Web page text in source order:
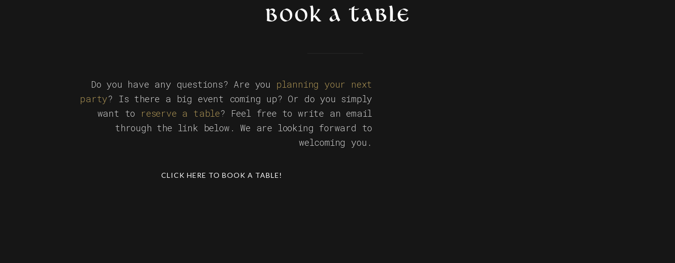
BOOK A TABLE
Do you have any questions? Are you planning your next
party? Is there a big event coming up? Or do you simply
want to
reserve a table? Feel free to write an email
through the link below. We are looking forward to
welcoming you.
CLICK HERE TO BOOK A TABLE!